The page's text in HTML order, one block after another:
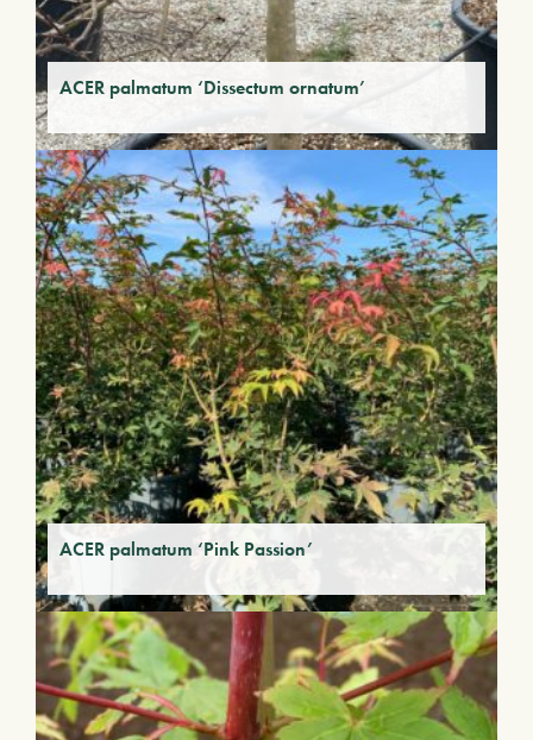
ACER palmatum ‘Dissectum ornatum’
ACER palmatum ‘Pink Passion’